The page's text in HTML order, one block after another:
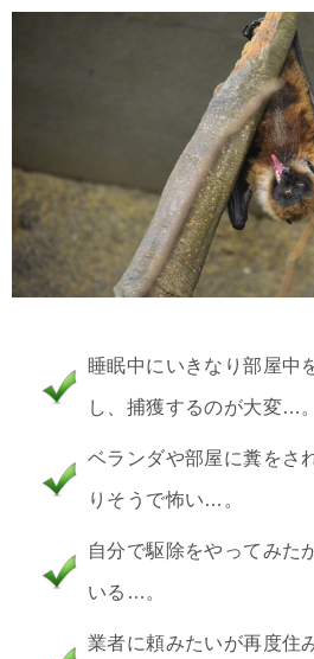
睡眠中にいきなり部屋中
し、捕獲するのが大変…。
ベランダや部屋に糞をさ
りそうで怖い…。
自分で駆除をやってみた
いる…。
業者に頼みたいが再度住